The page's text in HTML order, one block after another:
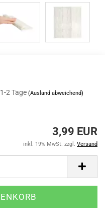
2 Tage(Ausland abweichend)
3,99 EUR
inkl. 19% MwSt. zzgl. Versand